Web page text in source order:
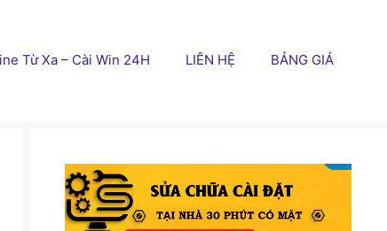
Từ Xa – Cài Win 24H LIÊN HỆ BẢNG GIÁ